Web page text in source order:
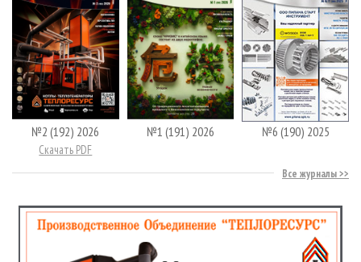
№2 (192) 2026
Скачать PDF
№1 (191) 2026 №6 (190) 2025
Все журналы